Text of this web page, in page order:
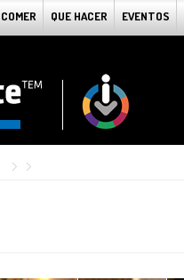
COMER QUE HACER EVENTOS